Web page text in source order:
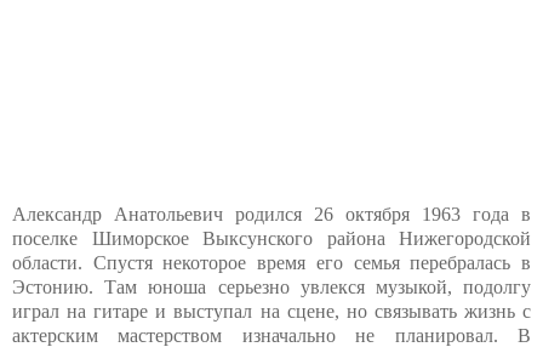
Александр Анатольевич родился 26 октября 1963 года в
поселке Шиморское Выксунского района Нижегородской
области. Спустя некоторое время его семья перебралась в
Эстонию. Там юноша серьезно увлекся музыкой, подолгу
играл на гитаре и выступал на сцене, но связывать жизнь с
актерским мастерством изначально не планировал. В